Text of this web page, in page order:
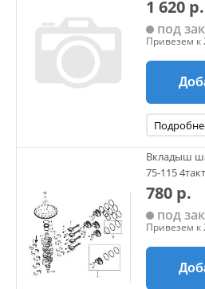
1 620 р.
под
Привезем к
Вкладыш
75-115 4такт
780 р.
под
Привезем к